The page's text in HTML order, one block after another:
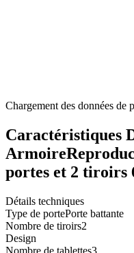
Chargement des données de
Caractéristiques
portes et 2 tiroirs
Détails techniques
Type de portePorte battante
Nombre de tiroirs2
Design
Nombre de tablettes3